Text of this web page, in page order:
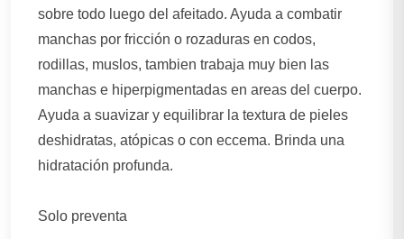
sobre todo luego del afeitado. Ayuda a combatir
manchas por fricción o rozaduras en codos,
rodillas, muslos, tambien trabaja muy bien las
manchas e hiperpigmentadas en areas del cuerpo.
Ayuda a suavizar y equilibrar la textura de pieles
deshidratas, atópicas o con eccema. Brinda una
hidratación profunda.
Solo preventa